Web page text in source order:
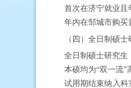
首次在济宁就业且
年内在邹城市购买
（四）全日制硕士
全日制硕士研究生
本硕均为“双一流”
试用期结束纳入